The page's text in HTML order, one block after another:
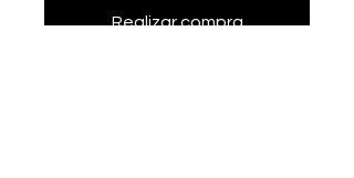
Realizar compra